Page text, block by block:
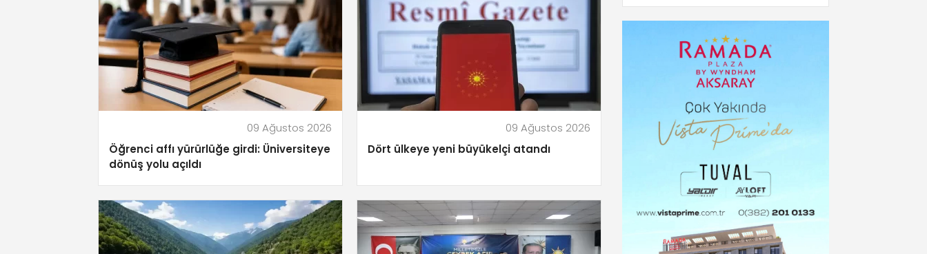
09 Ağustos 2026
Öğrenci affı yürürlüğe girdi: Üniversiteye
dönüş yolu açıldı
09 Ağustos 2026
Dört ülkeye yeni büyükelçi atandı